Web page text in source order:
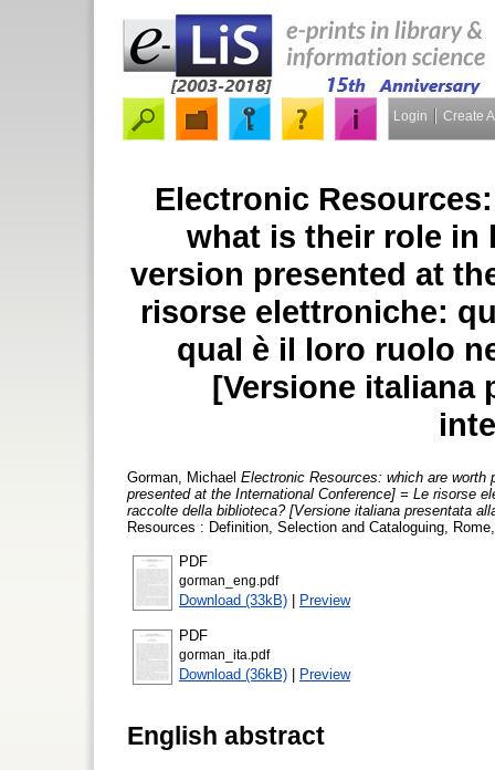
Login Create
Electronic
what is their role
version presented at
risorse elettroniche:
qual è il loro ruolo
[Versione italiana
Gorman, Michael Electronic Resources: which are
presented at the International Conference] = Le risorse
raccolte della biblioteca? [Versione italiana presentata
Resources : Definition, Selection and Cataloguing,
PDF
gorman_eng.pdf
Download (33kB) | Preview
PDF
gorman_ita.pdf
Download (36kB) | Preview
English abstract